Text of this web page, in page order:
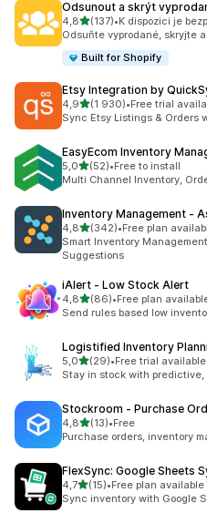
Odsunout a skrýt
4,8z 5 hvězd
(137)
Celkový počet recenzí: 137
•K dispozici je
Odsuňte vyprodané, skryjte
Built for Shopify
Etsy Integration by
4,9z 5 hvězd
(1 930)
Celkový počet recenzí: 1930
•Free trial
Sync Etsy Listings & Orders
EasyEcom Inventory
5,0z 5 hvězd
(52)
Celkový počet recenzí: 52
•Free to install
Multi Channel Inventory,
Inventory Management ‑
4,8z 5 hvězd
(342)
Celkový počet recenzí: 342
•Free plan
Smart Inventory
Suggestions
iAlert ‑ Low Stock Alert
4,8z 5 hvězd
(86)
Celkový počet recenzí: 86
•Free plan
Send rules based low
Logistified Inventory
5,0z 5 hvězd
(29)
Celkový počet recenzí: 29
•Free trial available
Stay in stock with
Stockroom ‑ Purchase
4,8z 5 hvězd
(13)
Celkový počet recenzí: 13
•Free
Purchase orders, inventory
FlexSync: Google Sheets
4,7z 5 hvězd
(15)
Celkový počet recenzí: 15
•Free plan available
Sync inventory with Google